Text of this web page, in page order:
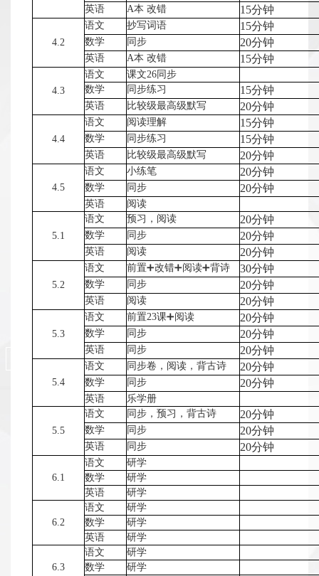
英语 A本 改错 15分钟
4.2
语文 抄写词语 15分钟
数学 同步 20分钟
英语 A本 改错 15分钟
4.3
语文
课文26同步
数学
同步练习 15分钟
英语 比较级最高级默写 20分钟
4.4
语文 阅读理解 15分钟
数学 同步练习 15分钟
英语 比较级最高级默写 20分钟
4.5
语文 小练笔 20分钟
数学 同步 20分钟
英语 阅读
5.1
语文 预习，阅读 20分钟
数学 同步 20分钟
英语 阅读 20分钟
5.2
语文 前置➕改错➕阅读➕背诗 30分钟
数学 同步 20分钟
英语 阅读 20分钟
5.3
语文 前置23课➕阅读 20分钟
数学 同步 20分钟
英语 同步 20分钟
5.4
语文 同步卷，阅读，背古诗 20分钟
数学 同步 20分钟
英语 乐学册
5.5
语文 同步，预习，背古诗 20分钟
数学 同步 20分钟
英语 同步 20分钟
6.1
语文
研学
数学
研学
英语
研学
6.2
语文
研学
数学
研学
英语
研学
6.3
语文
研学
数学
研学